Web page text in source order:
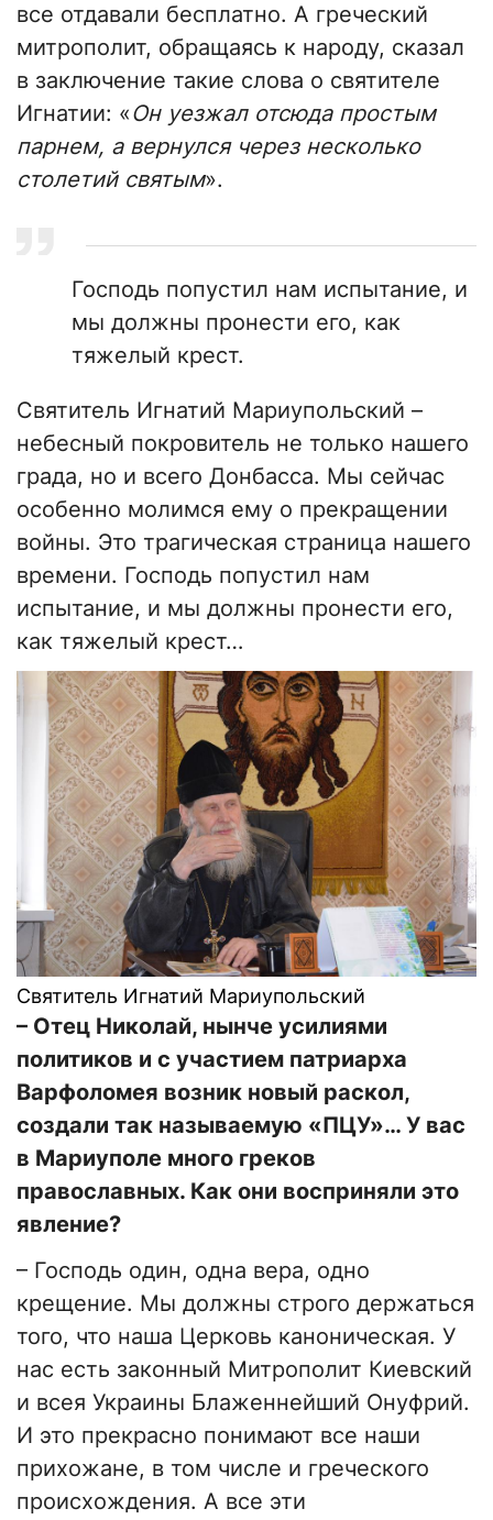
все отдавали бесплатно. А греческий
митрополит, обращаясь к народу, сказал
в заключение такие слова о святителе
Игнатии: «Он уезжал отсюда простым
парнем, а вернулся через несколько
столетий святым».
Господь попустил нам испытание, и
мы должны пронести его, как
тяжелый крест.
Святитель Игнатий Мариупольский –
небесный покровитель не только нашего
града, но и всего Донбасса. Мы сейчас
особенно молимся ему о прекращении
войны. Это трагическая страница нашего
времени. Господь попустил нам
испытание, и мы должны пронести его,
как тяжелый крест…
Святитель Игнатий Мариупольский
– Отец Николай, нынче усилиями
политиков и с участием патриарха
Варфоломея возник новый раскол,
создали так называемую «ПЦУ»… У вас
в Мариуполе много греков
православных. Как они восприняли это
явление?
– Господь один, одна вера, одно
крещение. Мы должны строго держаться
того, что наша Церковь каноническая. У
нас есть законный Митрополит Киевский
и всея Украины Блаженнейший Онуфрий.
И это прекрасно понимают все наши
прихожане, в том числе и греческого
происхождения. А все эти